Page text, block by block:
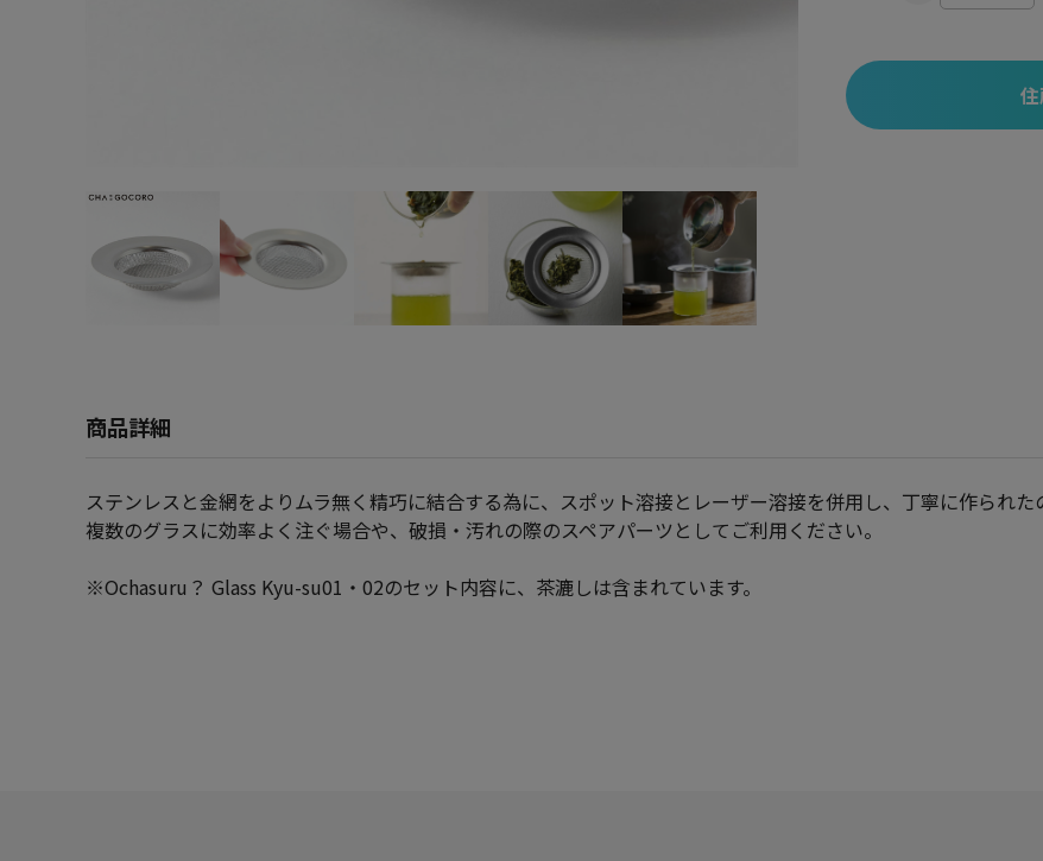
商品詳細
ステンレスと金網をよりムラ無く精巧に結合する為に、スポット溶接とレーザー溶接を併用し、丁寧に作られた
複数のグラスに効率よく注ぐ場合や、破損・汚れの際のスペアパーツとしてご利用ください。
※Ochasuru？ Glass Kyu-su01・02のセット内容に、茶漉しは含まれています。